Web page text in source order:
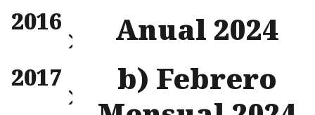
Trimestral
Anual
2016
Trimestral
Anual
2017
Anual 2024
b) Febrero